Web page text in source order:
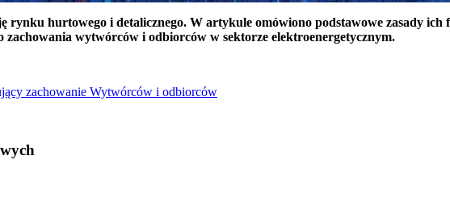
hurtowego i detalicznego. W artykule omówiono podstawowe zasady ich
zachowania wytwórców i odbiorców w sektorze elektroenergetycznym.
zachowanie Wytwórców i odbiorców